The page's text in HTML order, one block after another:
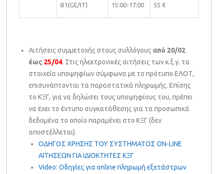
B1(GE/IT) 15:00-17:00 55 €
Αιτήσεις συμμετοχής στους συλλόγους από 20/02
έως 25/04. Στις ηλεκτρονικές αιτήσεις των κ.ξ.γ. τα
στοιχεία υποψηφίων σύμφωνα με το πρότυπο ΕΛΟΤ,
επισυνάπτονται τα παραστατικά πληρωμής. Επίσης
το ΚΞΓ, για να δηλώσει τους υποψηφίους του, πρέπει
να έχει το έντυπο συγκατάθεσης για τα προσωπικά
δεδομένα το οποίο παραμένει στο ΚΞΓ (δεν
αποστέλλεται).
ΟΔΗΓΟΣ ΧΡΗΣΗΣ ΤΟΥ ΣΥΣΤΗΜΑΤΟΣ ON-LINE
ΑΙΤΗΣΕΩΝ ΓΙΑ ΙΔΙΟΚΤΗΤΕΣ ΚΞΓ
Video: Οδηγίες για online πληρωμή εξετάστρων